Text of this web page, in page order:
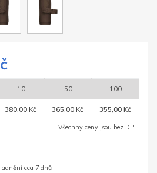
10 50 100
380,00 Kč 365,00 Kč 355,00 Kč
Všechny ceny jsou bez DPH
cca 7 dnů